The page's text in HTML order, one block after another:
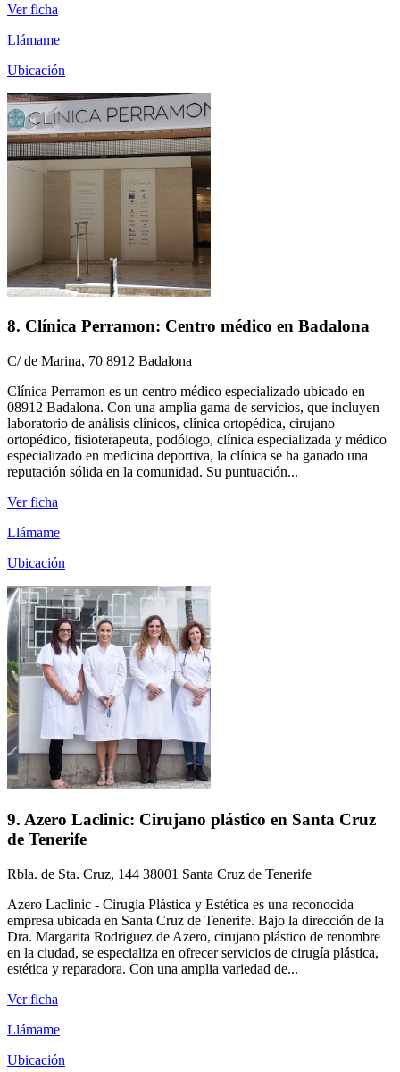
Ver ficha
Llámame
Ubicación
8. Clínica Perramon: Centro médico en Badalona
C/ de Marina, 70 8912 Badalona
Clínica Perramon es un centro médico especializado ubicado en
08912 Badalona. Con una amplia gama de servicios, que incluyen
laboratorio de análisis clínicos, clínica ortopédica, cirujano
ortopédico, fisioterapeuta, podólogo, clínica especializada y médico
especializado en medicina deportiva, la clínica se ha ganado una
reputación sólida en la comunidad. Su puntuación...
Ver ficha
Llámame
Ubicación
9. Azero Laclinic: Cirujano plástico en Santa Cruz
de Tenerife
Rbla. de Sta. Cruz, 144 38001 Santa Cruz de Tenerife
Azero Laclinic - Cirugía Plástica y Estética es una reconocida
empresa ubicada en Santa Cruz de Tenerife. Bajo la dirección de la
Dra. Margarita Rodriguez de Azero, cirujano plástico de renombre
en la ciudad, se especializa en ofrecer servicios de cirugía plástica,
estética y reparadora. Con una amplia variedad de...
Ver ficha
Llámame
Ubicación